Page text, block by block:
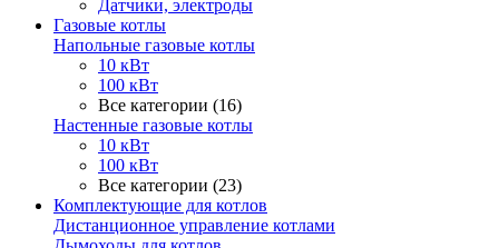
Датчики, электроды
Газовые котлы
Напольные газовые котлы
10 кВт
100 кВт
Все категории (16)
Настенные газовые котлы
10 кВт
100 кВт
Все категории (23)
Комплектующие для котлов
Дистанционное управление котлами